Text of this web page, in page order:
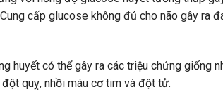
cấp glucose không đủ cho não gây ra
huyết có thể gây ra các triệu chứng giống
quỵ, nhồi máu cơ tim và đột tử.